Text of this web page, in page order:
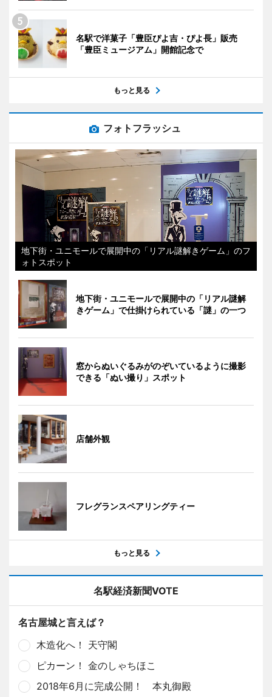
名駅で洋菓子「豊臣ぴよ吉・ぴよ長」販売
「豊臣ミュージアム」開館記念で
もっと見る
フォトフラッシュ
地下街・ユニモールで展開中の「リアル謎解きゲーム」のフ
ォトスポット
地下街・ユニモールで展開中の「リアル謎解
きゲーム」で仕掛けられている「謎」の一つ
窓からぬいぐるみがのぞいているように撮影
できる「ぬい撮り」スポット
店舗外観
フレグランスペアリングティー
もっと見る
名駅経済新聞VOTE
名古屋城と言えば？
木造化へ！ 天守閣
ピカーン！ 金のしゃちほこ
2018年6月に完成公開！ 本丸御殿